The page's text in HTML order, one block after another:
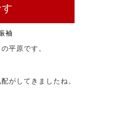
袖
平原です。
がしてきましたね。